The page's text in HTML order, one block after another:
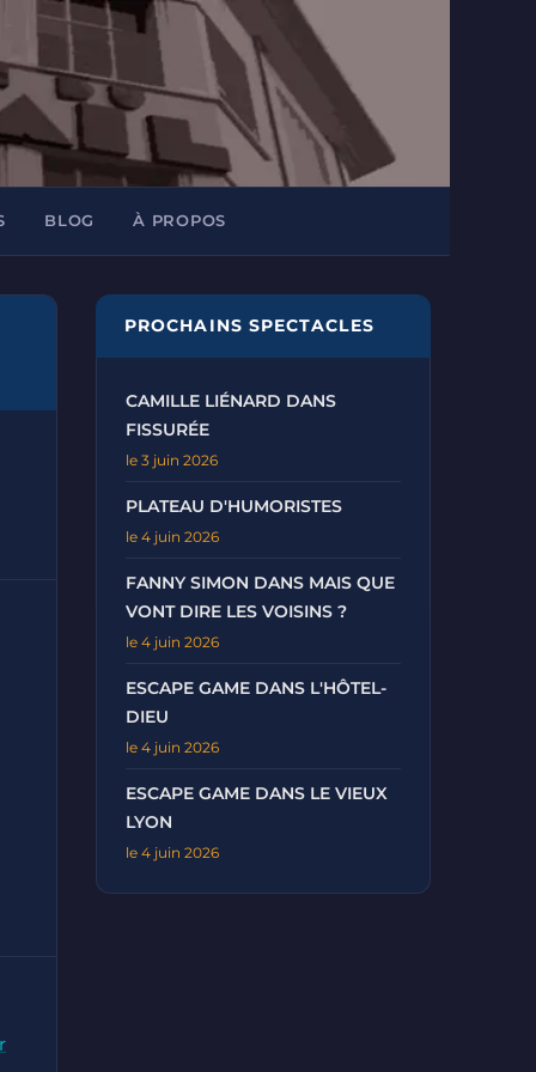
BLOG À PROPOS
PROCHAINS SPECTACLES
CAMILLE LIÉNARD DANS
FISSURÉE
le 3 juin 2026
PLATEAU D'HUMORISTES
le 4 juin 2026
FANNY SIMON DANS MAIS QUE
VONT DIRE LES VOISINS ?
le 4 juin 2026
ESCAPE GAME DANS L'HÔTEL-
DIEU
le 4 juin 2026
ESCAPE GAME DANS LE VIEUX
LYON
le 4 juin 2026